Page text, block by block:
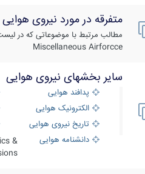
متفرقه در مورد نیروی هوایی
مطالب مرتبط با موضوعاتی که در
Miscellaneous Airforcce
سایر بخشهای نیروی هوایی
پدافند هوایی
الکترونیک هوایی
تاریخ نیروی هوایی
دانشنامه هوایی
&